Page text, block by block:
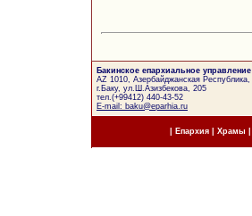
Бакинское епархиальное управление
AZ 1010, Азербайджанская Республика,
г.Баку, ул.Ш.Азизбекова, 205
тел.(+99412) 440-43-52
E-mail: baku@eparhia.ru
Епархия| Храмы